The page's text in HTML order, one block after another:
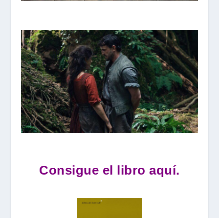
Consigue el libro aquí.